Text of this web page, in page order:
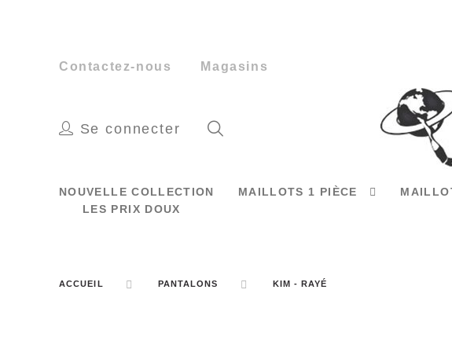
Contactez-nous Magasins
Se connecter
NOUVELLE COLLECTION MAILLOTS 1 PIÈCE
LES PRIX DOUX
ACCUEIL PANTALONS KIM - RAYÉ